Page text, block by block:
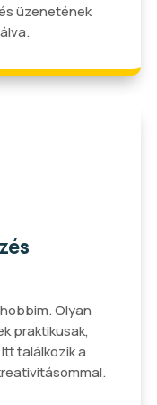
üzenetének
Olyan
praktikusak,
találkozik a